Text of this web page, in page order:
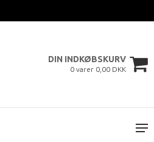
DIN INDKØBSKURV
0 varer 0,00 DKK